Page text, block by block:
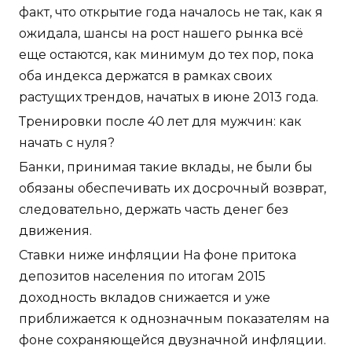
факт, что открытие года началось не так, как я
ожидала, шансы на рост нашего рынка всё
еще остаются, как минимум до тех пор, пока
оба индекса держатся в рамках своих
растущих трендов, начатых в июне 2013 года.
Тренировки после 40 лет для мужчин: как
начать с нуля?
Банки, принимая такие вклады, не были бы
обязаны обеспечивать их досрочный возврат,
следовательно, держать часть денег без
движения.
Ставки ниже инфляции На фоне притока
депозитов населения по итогам 2015
доходность вкладов снижается и уже
приближается к однозначным показателям на
фоне сохраняющейся двузначной инфляции.